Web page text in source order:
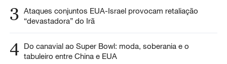
3 Ataques conjuntos EUA-Israel provocam retaliação
“devastadora” do Irã
4 Do canavial ao Super Bowl: moda, soberania e o
tabuleiro entre China e EUA